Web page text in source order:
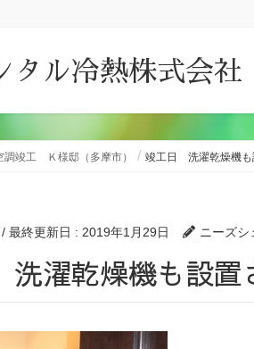
タル冷熱株式会社
調竣工 Ｋ様邸（多摩市） 竣工日 洗濯乾燥機も
/ 最終更新日 : 2019年1月29日 ニーズシ
洗濯乾燥機も設置